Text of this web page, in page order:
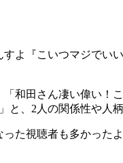
よ『こいつマジでい
和田さん凄い偉い！
、2人の関係性や人
た視聴者も多かったよ